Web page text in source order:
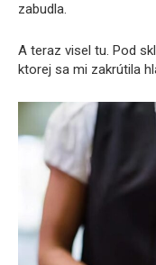
zabudla.
A teraz visel tu. Pod
ktorej sa mi zakrútila